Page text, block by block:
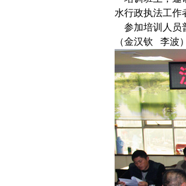
水行政执法工作
参加培训人员
（金汉钦
李波）